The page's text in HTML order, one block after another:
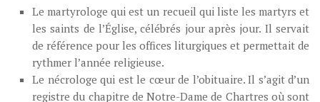
Le martyrologe qui est un recueil qui liste les martyrs et
les saints de l’Église, célébrés jour après jour. Il servait
de référence pour les offices liturgiques et permettait de
rythmer l’année religieuse.
Le nécrologe qui est le cœur de l’obituaire. Il s’agit d’un
registre du chapitre de Notre-Dame de Chartres où sont